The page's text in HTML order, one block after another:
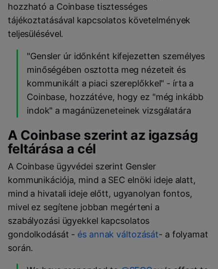
hozzható a Coinbase tisztességes
tájékoztatásával kapcsolatos követelmények
teljesülésével.
"Gensler úr időnként kifejezetten személyes
minőségében osztotta meg nézeteit és
kommunikált a piaci szereplőkkel" - írta a
Coinbase, hozzátéve, hogy ez "még inkább
indok" a magánüzeneteinek vizsgálatára
A Coinbase szerint az igazság
feltárása a cél
A Coinbase ügyvédei szerint Gensler
kommunikációja, mind a SEC elnöki ideje alatt,
mind a hivatali ideje előtt, ugyanolyan fontos,
mivel ez segítene jobban megérteni a
szabályozási ügyekkel kapcsolatos
gondolkodását - és annak változását- a folyamat
során.